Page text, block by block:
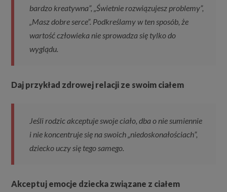
bardzo kreatywna”, „Świetnie rozwiązujesz problemy”,
„Masz dobre serce”. Podkreślamy w ten sposób, że
wartość człowieka nie sprowadza się tylko do
wyglądu.
Daj przykład zdrowej relacji ze swoim ciałem
Jeśli rodzic akceptuje swoje ciało, dba o nie sumiennie
i nie koncentruje się na swoich „niedoskonałościach”,
dziecko uczy się tego samego.
Akceptuj emocje dziecka związane z ciałem